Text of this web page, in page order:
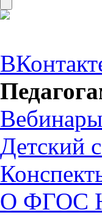
Вебинары
Детский
О ФГОС